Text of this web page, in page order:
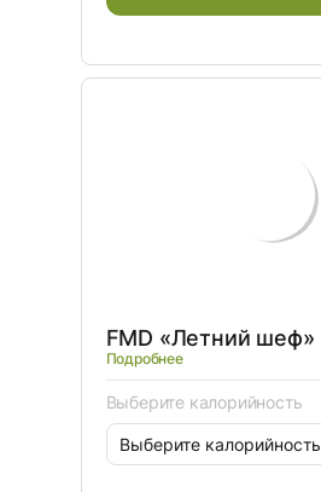
FMD «Летний шеф»
Подробнее
Выберите калорийность